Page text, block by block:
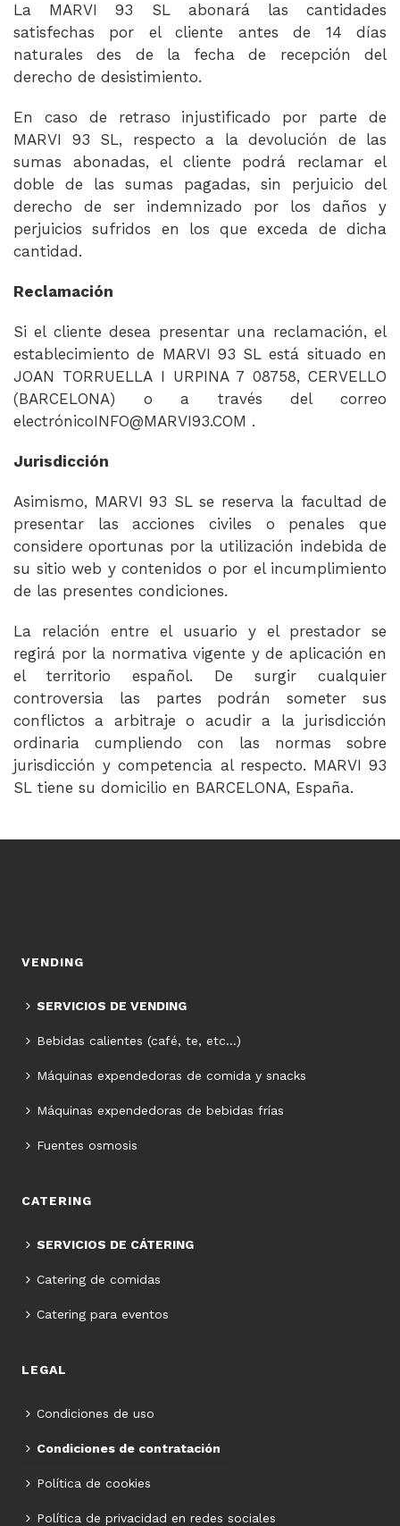
La MARVI 93 SL abonará las cantidades
satisfechas por el cliente antes de 14 días
naturales des de la fecha de recepción del
derecho de desistimiento.
En caso de retraso injustificado por parte de
MARVI 93 SL, respecto a la devolución de las
sumas abonadas, el cliente podrá reclamar el
doble de las sumas pagadas, sin perjuicio del
derecho de ser indemnizado por los daños y
perjuicios sufridos en los que exceda de dicha
cantidad.
Reclamación
Si el cliente desea presentar una reclamación, el
establecimiento de MARVI 93 SL está situado en
JOAN TORRUELLA I URPINA 7 08758, CERVELLO
(BARCELONA) o a través del correo
electrónicoINFO@MARVI93.COM .
Jurisdicción
Asimismo, MARVI 93 SL se reserva la facultad de
presentar las acciones civiles o penales que
considere oportunas por la utilización indebida de
su sitio web y contenidos o por el incumplimiento
de las presentes condiciones.
La relación entre el usuario y el prestador se
regirá por la normativa vigente y de aplicación en
el territorio español. De surgir cualquier
controversia las partes podrán someter sus
conflictos a arbitraje o acudir a la jurisdicción
ordinaria cumpliendo con las normas sobre
jurisdicción y competencia al respecto. MARVI 93
SL tiene su domicilio en BARCELONA, España.
VENDING
SERVICIOS DE VENDING
Bebidas calientes (café, te, etc…)
Máquinas expendedoras de comida y snacks
Máquinas expendedoras de bebidas frías
Fuentes osmosis
CATERING
SERVICIOS DE CÁTERING
Catering de comidas
Catering para eventos
LEGAL
Condiciones de uso
Condiciones de contratación
Política de cookies
Política de privacidad en redes sociales